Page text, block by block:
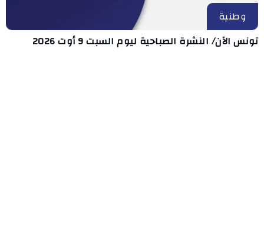
وطنية
تونس الآن/ النشرة الصباحية ليوم السبت 9 أوت 2026